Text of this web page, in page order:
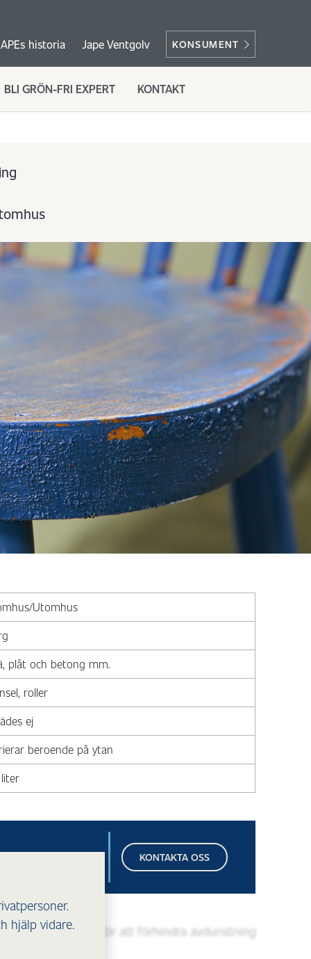
historia Jape Ventgolv KONSUMENT
BLI GRÖN-FRI EXPERT KONTAKT
Utomhus
plåt och betong mm.
roller
ej
beroende på ytan
KONTAKTA OSS
hjälp vidare.
med plastfolie för att förhindra avdunstning